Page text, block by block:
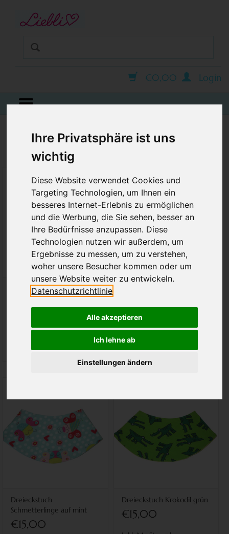
Ihre Privatsphäre ist uns
wichtig
Diese Website verwendet Cookies und
Targeting Technologien, um Ihnen ein
besseres Internet-Erlebnis zu ermöglichen
und die Werbung, die Sie sehen, besser an
Ihre Bedürfnisse anzupassen. Diese
Technologien nutzen wir außerdem, um
Ergebnisse zu messen, um zu verstehen,
woher unsere Besucher kommen oder um
unsere Website weiter zu entwickeln.
Datenschutzrichtlinie
Alle akzeptieren
Ich lehne ab
Einstellungen ändern
€0,00 Login
STARTSEITE
KINDERGESCHÄFT IN WIEN
KINDERMODE
ÜBERSICHT
BIO Babyhose / Pumphose,
Bagger und Traktor auf
Versandkosten
€26,00
Dreieckstuch
Schmetterlinge auf mint
€15,00
Dreieckstuch Krokodil grün
€15,00